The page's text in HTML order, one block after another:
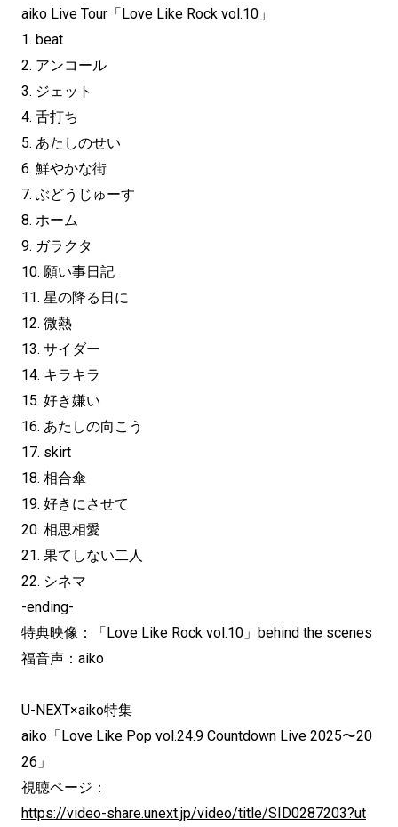
aiko Live Tour「Love Like Rock vol.10」
1. beat
2. アンコール
3. ジェット
4. 舌打ち
5. あたしのせい
6. 鮮やかな街
7. ぶどうじゅーす
8. ホーム
9. ガラクタ
10. 願い事日記
11. 星の降る日に
12. 微熱
13. サイダー
14. キラキラ
15. 好き嫌い
16. あたしの向こう
17. skirt
18. 相合傘
19. 好きにさせて
20. 相思相愛
21. 果てしない二人
22. シネマ
-ending-
特典映像：「Love Like Rock vol.10」behind the scenes
福音声：aiko
U-NEXT×aiko特集
aiko「Love Like Pop vol.24.9 Countdown Live 2025〜20
26」
視聴ページ：
https://video-share.unext.jp/video/title/SID0287203?ut